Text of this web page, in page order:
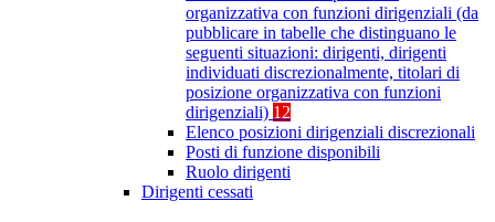
organizzativa con funzioni dirigenziali (da
pubblicare in tabelle che distinguano le
seguenti situazioni: dirigenti, dirigenti
individuati discrezionalmente, titolari di
posizione organizzativa con funzioni
dirigenziali) 12
Elenco posizioni dirigenziali discrezionali
Posti di funzione disponibili
Ruolo dirigenti
Dirigenti cessati